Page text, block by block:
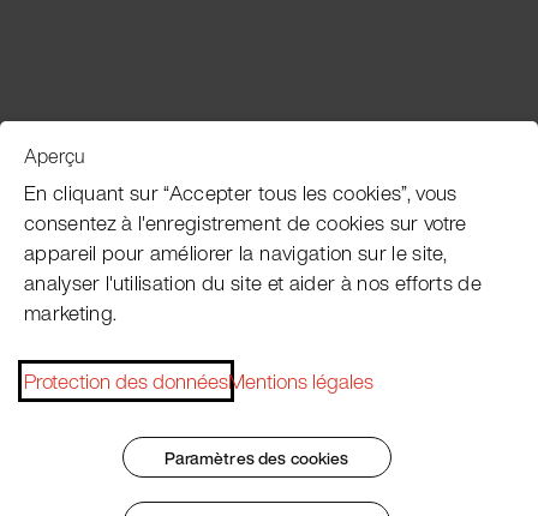
Subscribe Pacojet Newsletter
Would you like to be regularly updated on news, event
Aperçu
En cliquant sur “Accepter tous les cookies”, vous
consentez à l'enregistrement de cookies sur votre
appareil pour améliorer la navigation sur le site,
analyser l'utilisation du site et aider à nos efforts de
marketing.
Protection des donnéesMentions légales
Paramètres des cookies